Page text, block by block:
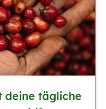
deine tägliche